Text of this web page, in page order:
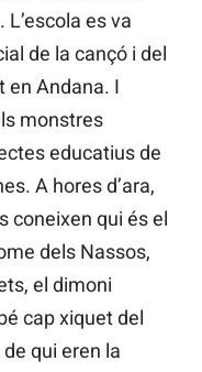
es va
de la cançó i del
en Andana. I
monstres
educatius de
A hores d’ara,
coneixen qui és el
dels Nassos,
el dimoni
cap xiquet del
qui eren la